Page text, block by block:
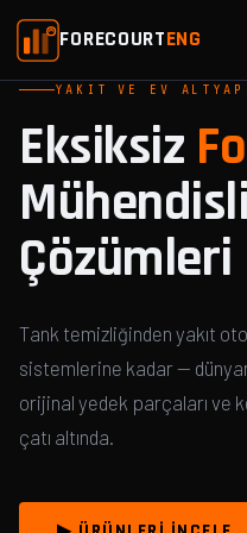
FORECOURTENG
YAKIT VE EV
Eksiksiz
Çözümleri
Tank temizliğinden yakıt
sistemlerine kadar —
orijinal yedek parçaları ve
çatı altında.